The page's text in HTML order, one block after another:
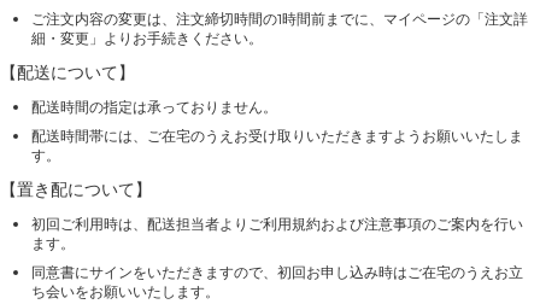
ご注文内容の変更は、注文締切時間の1時間前までに、マイページの「注文詳
細・変更」よりお手続きください。
【配送について】
配送時間の指定は承っておりません。
配送時間帯には、ご在宅のうえお受け取りいただきますようお願いいたしま
す。
【置き配について】
初回ご利用時は、配送担当者よりご利用規約および注意事項のご案内を行い
ます。
同意書にサインをいただきますので、初回お申し込み時はご在宅のうえお立
ち会いをお願いいたします。